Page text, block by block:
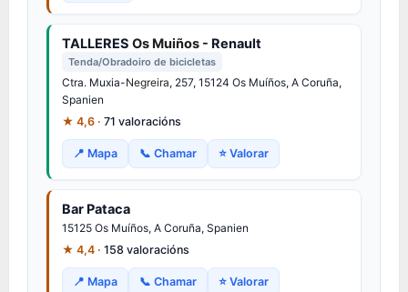
TALLERES Os Muiños - Renault
Tenda/Obradoiro de bicicletas
Ctra. Muxia-Negreira, 257, 15124 Os Muíños, A Coruña,
Spanien
★ 4,6 · 71 valoracións
📍 Mapa 📞 Chamar ⭐ Valorar
Bar Pataca
15125 Os Muíños, A Coruña, Spanien
★ 4,4 · 158 valoracións
📍 Mapa 📞 Chamar ⭐ Valorar